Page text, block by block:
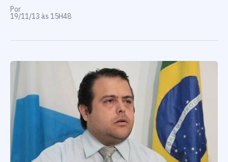
Por
19/11/13 às 15H48